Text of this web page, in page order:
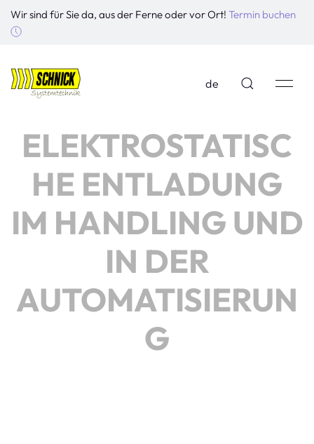
Wir sind für Sie da, aus der Ferne oder vor Ort! Termin buchen
de
ELEKTROSTATISC
HE ENTLADUNG
IM HANDLING UND
IN DER
AUTOMATISIERUN
G